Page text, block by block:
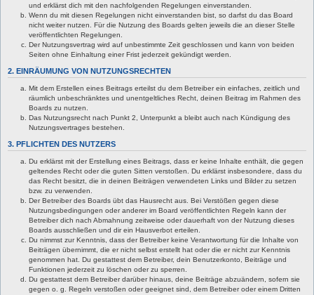
und erklärst dich mit den nachfolgenden Regelungen einverstanden.
Wenn du mit diesen Regelungen nicht einverstanden bist, so darfst du das Board
nicht weiter nutzen. Für die Nutzung des Boards gelten jeweils die an dieser Stelle
veröffentlichten Regelungen.
Der Nutzungsvertrag wird auf unbestimmte Zeit geschlossen und kann von beiden
Seiten ohne Einhaltung einer Frist jederzeit gekündigt werden.
2. EINRÄUMUNG VON NUTZUNGSRECHTEN
Mit dem Erstellen eines Beitrags erteilst du dem Betreiber ein einfaches, zeitlich und
räumlich unbeschränktes und unentgeltliches Recht, deinen Beitrag im Rahmen des
Boards zu nutzen.
Das Nutzungsrecht nach Punkt 2, Unterpunkt a bleibt auch nach Kündigung des
Nutzungsvertrages bestehen.
3. PFLICHTEN DES NUTZERS
Du erklärst mit der Erstellung eines Beitrags, dass er keine Inhalte enthält, die gegen
geltendes Recht oder die guten Sitten verstoßen. Du erklärst insbesondere, dass du
das Recht besitzt, die in deinen Beiträgen verwendeten Links und Bilder zu setzen
bzw. zu verwenden.
Der Betreiber des Boards übt das Hausrecht aus. Bei Verstößen gegen diese
Nutzungsbedingungen oder anderer im Board veröffentlichten Regeln kann der
Betreiber dich nach Abmahnung zeitweise oder dauerhaft von der Nutzung dieses
Boards ausschließen und dir ein Hausverbot erteilen.
Du nimmst zur Kenntnis, dass der Betreiber keine Verantwortung für die Inhalte von
Beiträgen übernimmt, die er nicht selbst erstellt hat oder die er nicht zur Kenntnis
genommen hat. Du gestattest dem Betreiber, dein Benutzerkonto, Beiträge und
Funktionen jederzeit zu löschen oder zu sperren.
Du gestattest dem Betreiber darüber hinaus, deine Beiträge abzuändern, sofern sie
gegen o. g. Regeln verstoßen oder geeignet sind, dem Betreiber oder einem Dritten